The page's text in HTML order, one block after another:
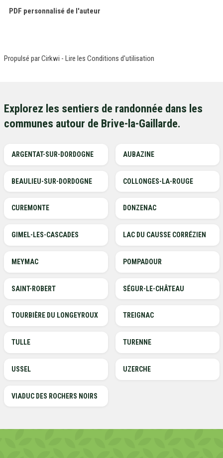
PDF personnalisé de l'auteur
Propulsé parCirkwi - Lire les Conditions d'utilisation
Explorez les sentiers de randonnée dans les
communes autour de Brive-la-Gaillarde.
ARGENTAT-SUR-DORDOGNE AUBAZINE
BEAULIEU-SUR-DORDOGNE COLLONGES-LA-ROUGE
CUREMONTE DONZENAC
GIMEL-LES-CASCADES LAC DU CAUSSE CORRÉZIEN
MEYMAC POMPADOUR
SAINT-ROBERT SÉGUR-LE-CHÂTEAU
TOURBIÈRE DU LONGEYROUX TREIGNAC
TULLE TURENNE
USSEL UZERCHE
VIADUC DES ROCHERS NOIRS